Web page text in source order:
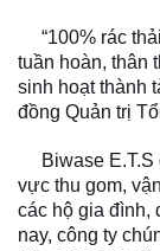
“100% rác
tuần hoàn, thân
sinh hoạt thành
đồng Quản trị
Biwase E.T.S
vực thu gom,
các hộ gia đình,
nay, công ty